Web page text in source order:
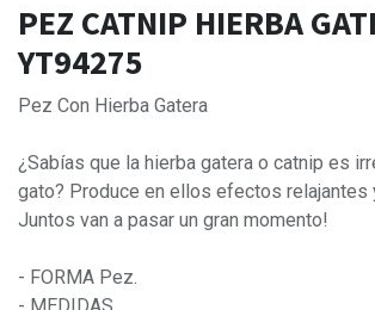
PEZ CATNIP HIERBA
YT94275
Pez Con Hierba Gatera
¿Sabías que la hierba gatera o catnip es
gato? Produce en ellos efectos relajantes
Juntos van a pasar un gran momento!
- FORMA Pez.